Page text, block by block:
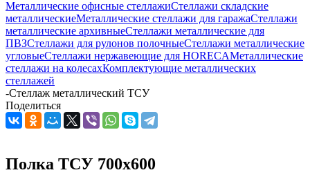
Металлические офисные стеллажиСтеллажи складские
металлическиеМеталлические стеллажи для гаражаСтеллажи
металлические архивныеСтеллажи металлические для
ПВЗСтеллажи для рулонов полочныеСтеллажи металлические
угловыеСтеллажи нержавеющие для HORECAМеталлические
стеллажи на колесахКомплектующие металлических
стеллажей
-Стеллаж металлический ТСУ
Поделиться
Полка ТСУ 700x600